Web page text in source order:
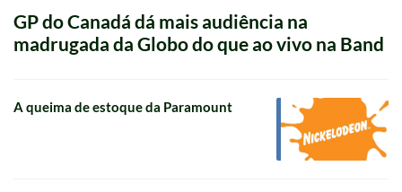
GP do Canadá dá mais audiência na
madrugada da Globo do que ao vivo na Band
A queima de estoque da Paramount